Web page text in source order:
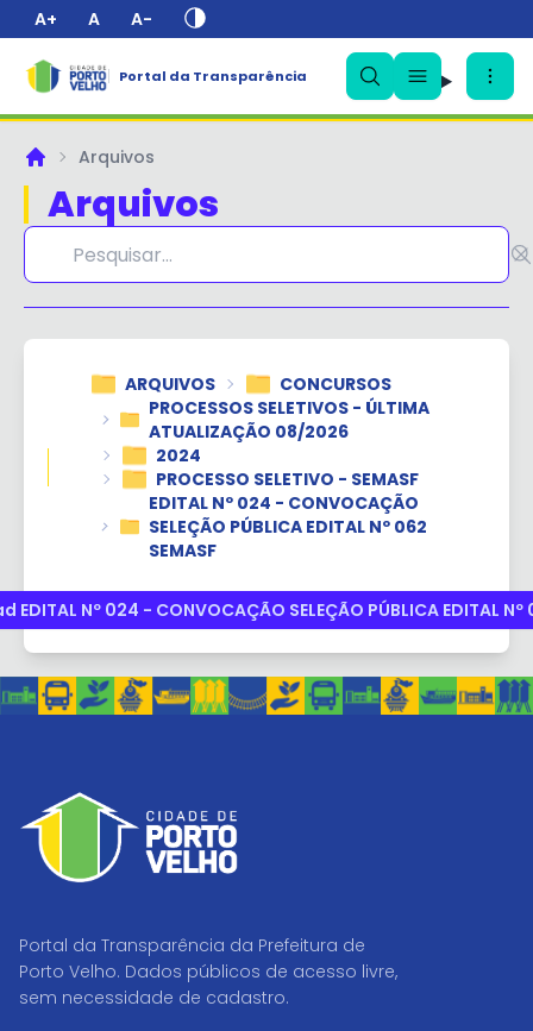
A+ A A-
Portal da Transparência
PrincipalArquivos
Arquivos
ARQUIVOS
CONCURSOS
PROCESSOS SELETIVOS - ÚLTIMA
ATUALIZAÇÃO 08/2026
2024
PROCESSO SELETIVO - SEMASF
EDITAL Nº 024 - CONVOCAÇÃO
SELEÇÃO PÚBLICA EDITAL Nº 062
SEMASF
EDITAL Nº 024 - CONVOCAÇÃO SELEÇÃO PÚBLICA EDITAL Nº
Portal da Transparência da Prefeitura de
Porto Velho. Dados públicos de acesso livre,
sem necessidade de cadastro.
✕